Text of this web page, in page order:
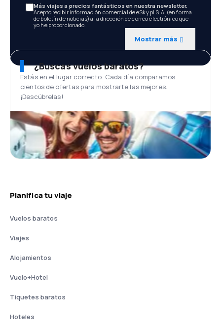
Más viajes a precios fantásticos en nuestra newsletter.
Acepto recibir información comercial de eSky.pl S.A. (en forma
de boletín de noticias) a la dirección de correo electrónico que
yo he proporcionado.
Mostrar más
¿Buscas vuelos baratos?
Estás en el lugar correcto. Cada día comparamos
cientos de ofertas para mostrarte las mejores.
¡Descúbrelas!
Planifica tu viaje
Vuelos baratos
Viajes
Alojamientos
Vuelo+Hotel
Tiquetes baratos
Hoteles